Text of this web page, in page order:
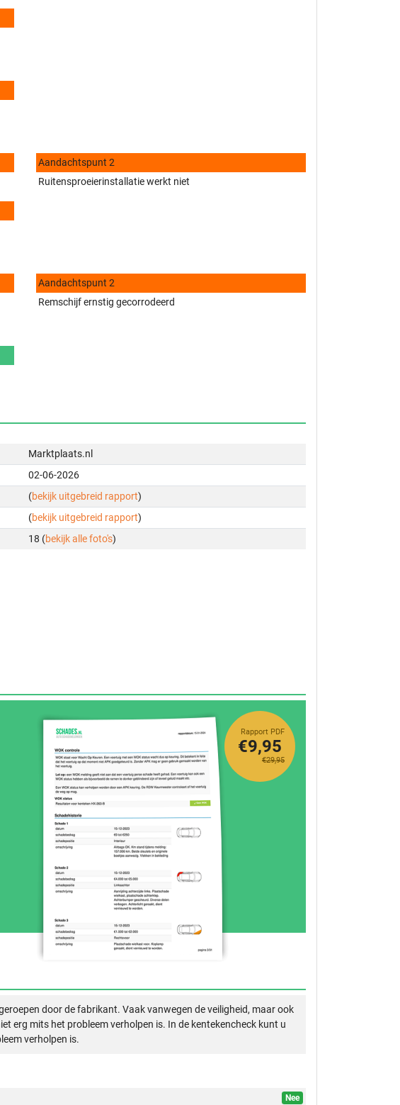
Aandachtspunt 2
Ruitensproeierinstallatie werkt niet
Aandachtspunt 2
Remschijf ernstig gecorrodeerd
Marktplaats.nl
02-06-2026
(bekijk uitgebreid rapport)
(bekijk uitgebreid rapport)
18 (bekijk alle foto's)
Rapport PDF
€29,95
€9,95
door de fabrikant. Vaak vanwegen de veiligheid, maar ook
erg mits het probleem verholpen is. In de kentekencheck kunt u
verholpen is.
Nee